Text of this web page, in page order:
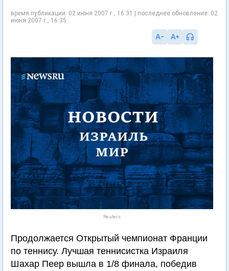
время публикации: 02 июня 2007 г., 16:31 | последнее обновление: 02
июня 2007 г., 16:35
Reuters
Продолжается Открытый чемпионат Франции
по теннису. Лучшая теннисистка Израиля
Шахар Пеер вышла в 1/8 финала, победив